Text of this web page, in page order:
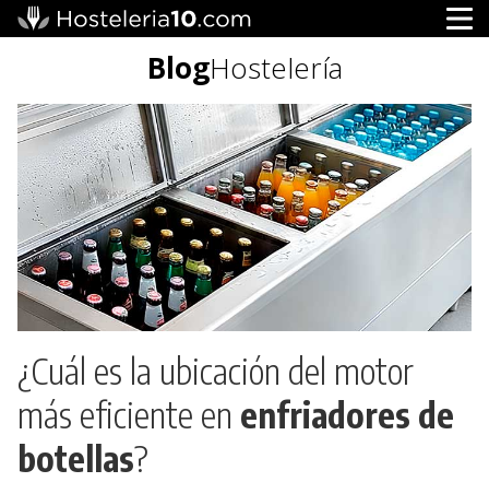
BlogHostelería
¿Cuál es la ubicación del motor
más eficiente en enfriadores de
botellas?